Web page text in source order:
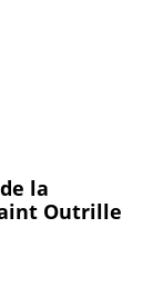
la
Outrille